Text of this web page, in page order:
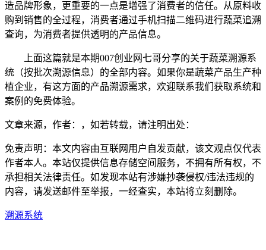
造品牌形象，更重要的一点是增强了消费者的信任。从原料收
购到销售的全过程，消费者通过手机扫描二维码进行蔬菜追溯
查询，为消费者提供透明的产品信息。
上面这篇就是本期007创业网七哥分享的关于蔬菜溯源系
统（按批次溯源信息）的全部内容。如果你是蔬菜产品生产种
植企业，有这方面的产品溯源需求，欢迎联系我们获取系统和
案例的免费体验。
文章来源，作者：，如若转载，请注明出处：
免责声明：本文内容由互联网用户自发贡献，该文观点仅代表
作者本人。本站仅提供信息存储空间服务，不拥有所有权，不
承担相关法律责任。如发现本站有涉嫌抄袭侵权/违法违规的
内容，请发送邮件至举报，一经查实，本站将立刻删除。
溯源系统